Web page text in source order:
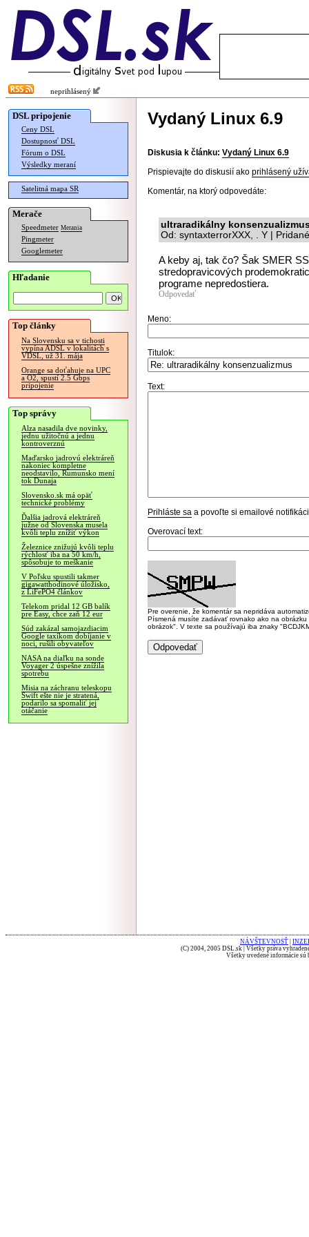
neprihlásený
DSL pripojenie
Ceny DSL
Dostupnosť DSL
Fórum o DSL
Výsledky meraní
Satelitná mapa SR
Merače
Speedmeter Merania
Pingmeter
Googlemeter
Hľadanie
Top články
Na Slovensku sa v tichosti
vypína ADSL v lokalitách s
VDSL, už 31. mája
Orange sa doťahuje na UPC
a O2, spustí 2.5 Gbps
pripojenie
Top správy
Alza nasadila dve novinky,
jednu užitočnú a jednu
kontroverznú
Maďarsko jadrovú elektráreň
nakoniec kompletne
neodstavilo, Rumunsko mení
tok Dunaja
Slovensko.sk má opäť
technické problémy
Ďalšia jadrová elektráreň
južne od Slovenska musela
kvôli teplu znížiť výkon
Železnice znižujú kvôli teplu
rýchlosť iba na 50 km/h,
spôsobuje to meškanie
V Poľsku spustili takmer
gigawatthodinové úložisko,
z LiFePO4 článkov
Telekom pridal 12 GB balík
pre Easy, chce zaň 12 eur
Súd zakázal samojazdiacim
Google taxíkom dobíjanie v
noci, rušili obyvateľov
NASA na diaľku na sonde
Voyager 2 úspešne znížila
spotrebu
Misia na záchranu teleskopu
Swift ešte nie je stratená,
podarilo sa spomaliť jej
otáčanie
Vydaný Linux 6.9
Diskusia k článku: Vydaný Linux 6.9
Prispievajte do diskusií ako prihlásený
Komentár, na ktorý odpovedáte:
ultraradikálny
Od: syntaxterrorXXX, . Y |
A keby aj, tak čo? Šak SMER
stredopravicových
programe nepredostiera.
Odpovedať
Meno:
Titulok:
Text:
Prihláste sa a povoľte si emailové
Overovací text:
Pre overenie, že komentár sa nepridáva
Písmená musíte zadávať rovnako ako na
obrázok". V texte sa používajú iba znaky
NÁVŠTEVNOSŤ
(C) 2004, 2005 DSL.sk | Všetky práva
Všetky uvedené informácie sú